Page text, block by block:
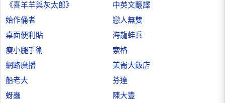
《喜羊羊與灰太郎》
中英文翻譯
始作俑者
戀人無雙
桌面便利貼
海龍蛙兵
瘦小腿手術
索格
網路廣播
美崙大飯店
船老大
芬達
蚜蟲
陳大豐